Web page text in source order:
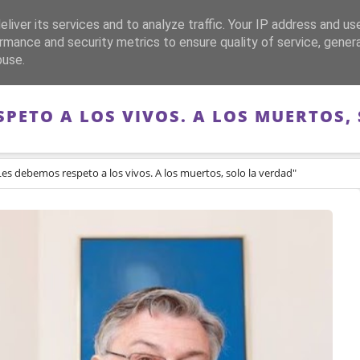
FRANQUISMO GUERRA DE ESPAÑA MEMORIA
A LOS VIVOS. A LOS
debemos respeto a los vivos. A los muertos, solo la verdad"
its services and to analyze traffic. Your IP address and
and security metrics to ensure quality of service,